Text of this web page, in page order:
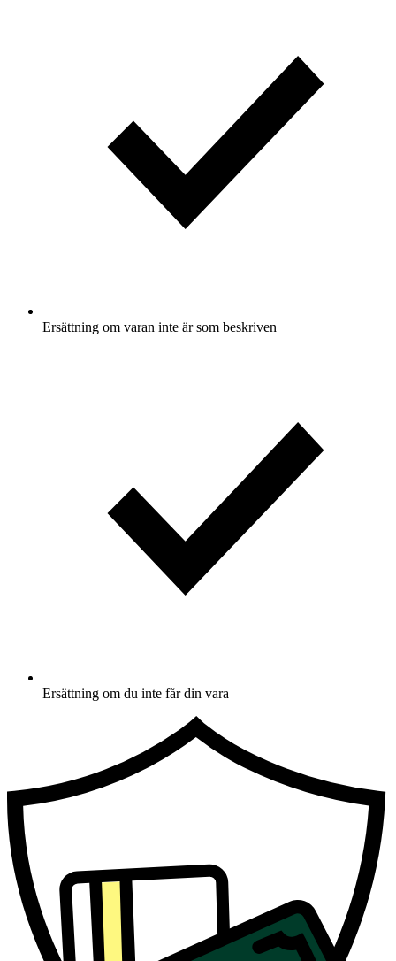
Ersättning om varan inte är som beskriven
Ersättning om du inte får din vara